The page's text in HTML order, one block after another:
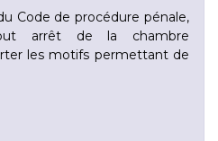
Code de procédure pénale,
arrêt de la chambre
les motifs permettant de